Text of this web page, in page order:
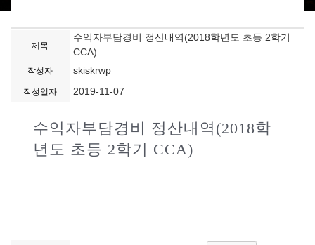
제목
수익자부담경비 정산내역(2018학년도 초등 2학기
CCA)
작성자 skiskrwp
작성일자 2019-11-07
수익자부담경비 정산내역(2018학
년도 초등 2학기 CCA)